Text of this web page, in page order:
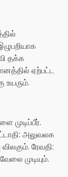
தக்க
ஏற்பட்ட
உயரும்.
முடிப்பீர்.
அலுவலக
ரேவதி:
முடியும்.